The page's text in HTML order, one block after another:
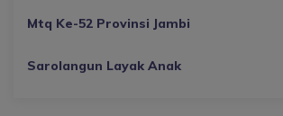
Mtq Ke-52 Provinsi Jambi
Sarolangun Layak Anak